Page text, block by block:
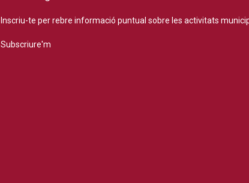
Inscriu-te per rebre informació puntual sobre les activitats
Subscriure'm